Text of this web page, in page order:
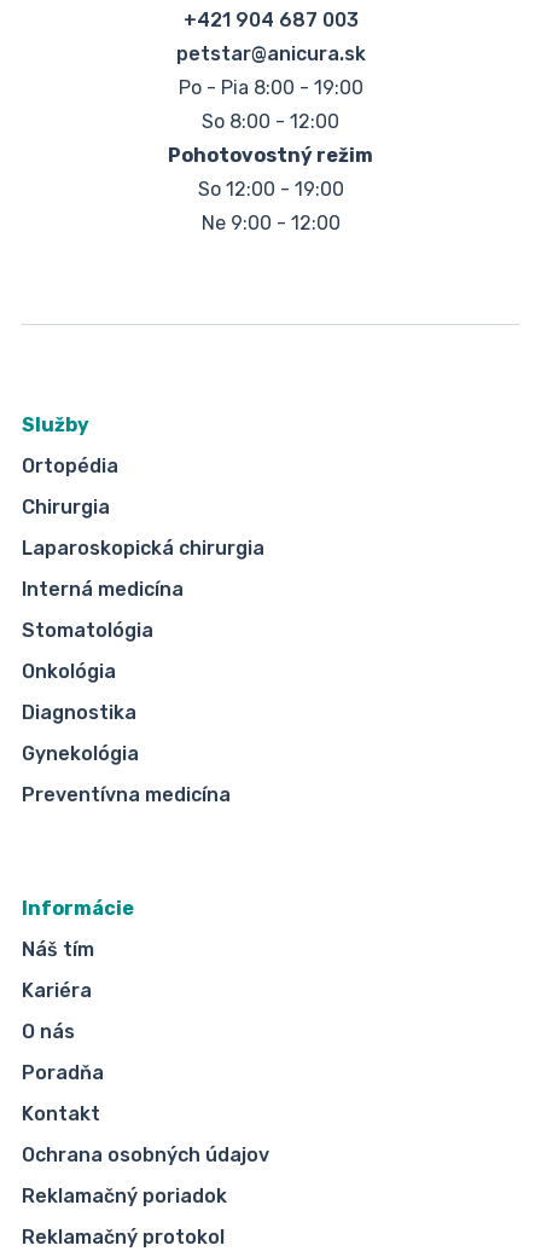
+421 904 687 003
petstar@anicura.sk
Po - Pia 8:00 - 19:00
So 8:00 - 12:00
Pohotovostný režim
So 12:00 - 19:00
Ne 9:00 - 12:00
Služby
Ortopédia
Chirurgia
Laparoskopická chirurgia
Interná medicína
Stomatológia
Onkológia
Diagnostika
Gynekológia
Preventívna medicína
Informácie
Náš tím
Kariéra
O nás
Poradňa
Kontakt
Ochrana osobných údajov
Reklamačný poriadok
Reklamačný protokol